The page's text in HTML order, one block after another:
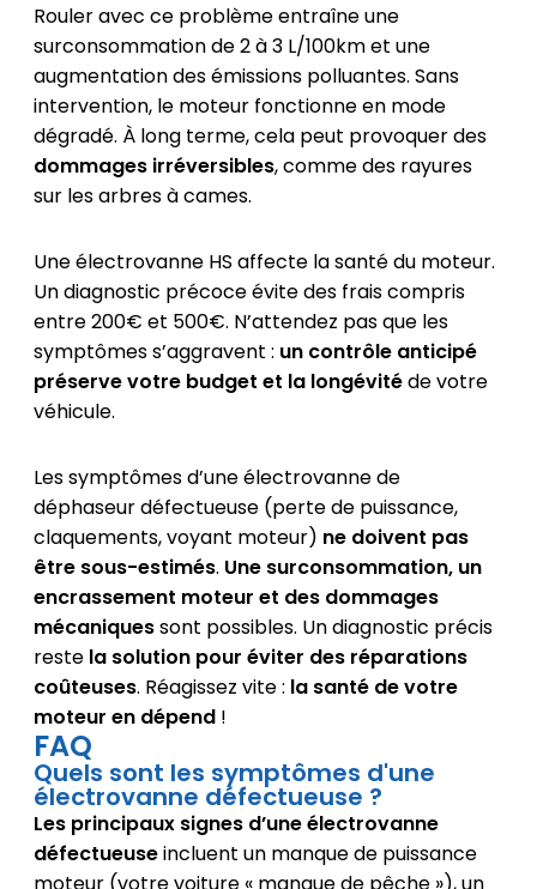
Rouler avec ce problème entraîne une
surconsommation de 2 à 3 L/100km et une
augmentation des émissions polluantes. Sans
intervention, le moteur fonctionne en mode
dégradé. À long terme, cela peut provoquer des
dommages irréversibles, comme des rayures
sur les arbres à cames.
Une électrovanne HS affecte la santé du moteur.
Un diagnostic précoce évite des frais compris
entre 200€ et 500€. N’attendez pas que les
symptômes s’aggravent : un contrôle anticipé
préserve votre budget et la longévitéde votre
véhicule.
Les symptômes d’une électrovanne de
déphaseur défectueuse (perte de puissance,
claquements, voyant moteur) ne doivent pas
être sous-estimés. Une surconsommation, un
encrassement moteur et des dommages
mécaniquessont possibles. Un diagnostic précis
reste la solution pour éviter des réparations
coûteuses. Réagissez vite : la santé de votre
moteur en dépend!
FAQ
Quels sont les symptômes d'une
électrovanne défectueuse ?
Les principaux signes d’une électrovanne
défectueuseincluent un manque de puissance
moteur (votre voiture « manque de pêche »), un